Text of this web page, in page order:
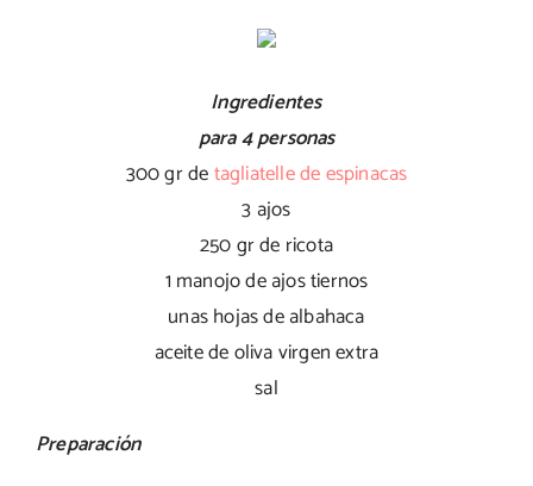
Ingredientes
para 4 personas
300 gr detagliatelle de espinacas
3 ajos
250 gr de ricota
1 manojo de ajos tiernos
unas hojas de albahaca
aceite de oliva virgen extra
sal
Preparación